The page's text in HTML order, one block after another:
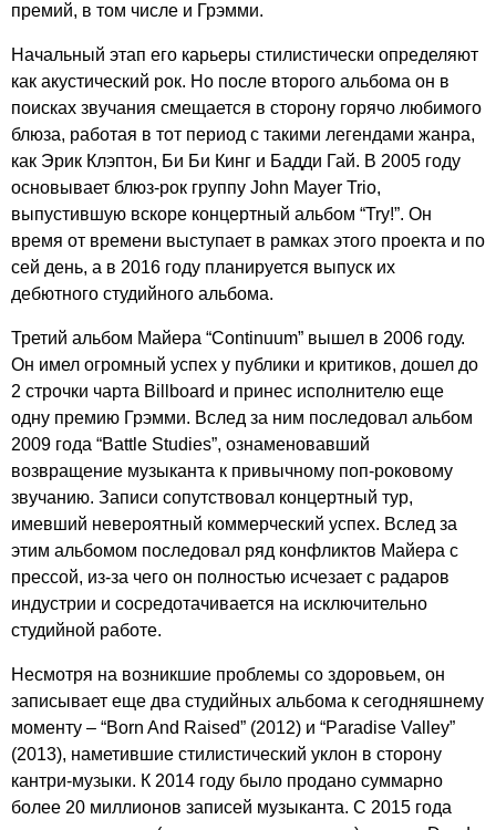
премий, в том числе и Грэмми.
Начальный этап его карьеры стилистически определяют
как акустический рок. Но после второго альбома он в
поисках звучания смещается в сторону горячо любимого
блюза, работая в тот период с такими легендами жанра,
как Эрик Клэптон, Би Би Кинг и Бадди Гай. В 2005 году
основывает блюз-рок группу John Mayer Trio,
выпустившую вскоре концертный альбом “Try!”. Он
время от времени выступает в рамках этого проекта и по
сей день, а в 2016 году планируется выпуск их
дебютного студийного альбома.
Третий альбом Майера “Continuum” вышел в 2006 году.
Он имел огромный успех у публики и критиков, дошел до
2 строчки чарта Billboard и принес исполнителю еще
одну премию Грэмми. Вслед за ним последовал альбом
2009 года “Battle Studies”, ознаменовавший
возвращение музыканта к привычному поп-роковому
звучанию. Записи сопутствовал концертный тур,
имевший невероятный коммерческий успех. Вслед за
этим альбомом последовал ряд конфликтов Майера с
прессой, из-за чего он полностью исчезает с радаров
индустрии и сосредотачивается на исключительно
студийной работе.
Несмотря на возникшие проблемы со здоровьем, он
записывает еще два студийных альбома к сегодняшнему
моменту – “Born And Raised” (2012) и “Paradise Valley”
(2013), наметившие стилистический уклон в сторону
кантри-музыки. К 2014 году было продано суммарно
более 20 миллионов записей музыканта. С 2015 года